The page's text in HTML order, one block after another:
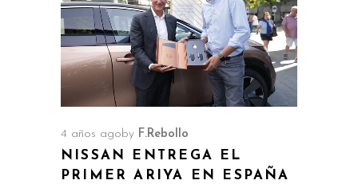
4 años agoby F.Rebollo
NISSAN ENTREGA EL
PRIMER ARIYA EN ESPAÑA